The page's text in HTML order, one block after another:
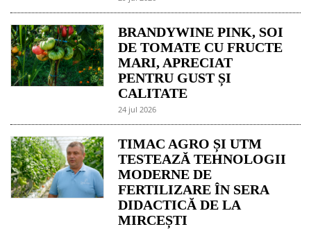
BRANDYWINE PINK, SOI
DE TOMATE CU FRUCTE
MARI, APRECIAT
PENTRU GUST ȘI
CALITATE
24 jul 2026
TIMAC AGRO ȘI UTM
TESTEAZĂ TEHNOLOGII
MODERNE DE
FERTILIZARE ÎN SERA
DIDACTICĂ DE LA
MIRCEȘTI